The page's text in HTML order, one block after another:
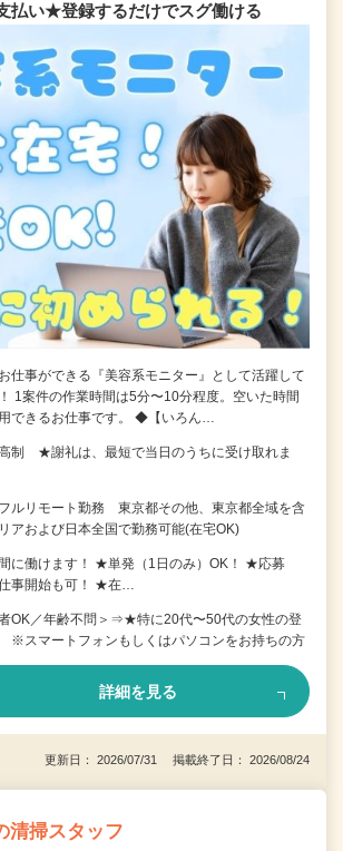
払い★登録するだけでスグ働ける
仕事ができる『美容系モニター』として活躍して
1案件の作業時間は5分〜10分程度。空いた時間
できるお仕事です。 ◆【いろん…
制 ★謝礼は、最短で当日のうちに受け取れま
ルリモート勤務 東京都その他、東京都全域を含
アおよび日本全国で勤務可能(在宅OK)
に働けます！ ★単発（1日のみ）OK！ ★応募
事開始も可！ ★在…
OK／年齢不問＞⇒★特に20代〜50代の女性の登
スマートフォンもしくはパソコンをお持ちの方
詳細を見る
更新日： 2026/07/31 掲載終了日： 2026/08/24
清掃スタッフ